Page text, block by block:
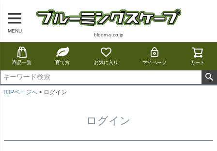
MENU
bloom-s.co.jp
商品一覧 育て方 お気に入り マイページ カート
TOPページへ ログイン
ログイン